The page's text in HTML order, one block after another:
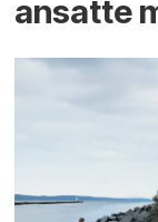
ansatte